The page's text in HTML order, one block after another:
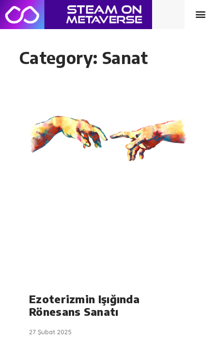
Category: Sanat
Ezoterizmin Işığında
Rönesans Sanatı
27 Şubat 2025